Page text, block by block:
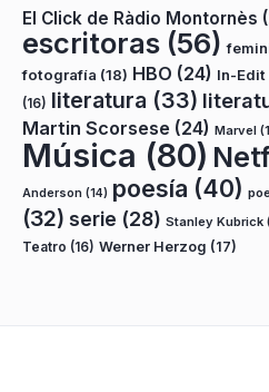
El Click de Ràdio Montornès
escritoras (56)
fotografía (18) HBO (24) In-Edit
(16) literatura (33)
Martin Scorsese (24) Marvel
Música (80)
Anderson (14) poesía (40)
(32) serie (28) Stanley Kubrick
Teatro (16) Werner Herzog (17)